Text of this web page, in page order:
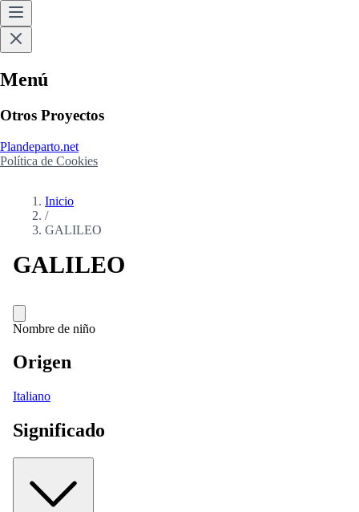
Menú
Otros Proyectos
Plandeparto.net
Política de Cookies
Inicio
/
GALILEO
GALILEO
Nombre de niño
Origen
Italiano
Significado